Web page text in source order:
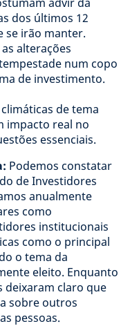
dos últimos 12
se irão manter.
alterações
num copo
de investimento.
de tema
impacto real no
essenciais.
Podemos constatar
de Investidores
anualmente
como
institucionais
como o principal
o tema da
eleito. Enquanto
deixaram claro que
sobre outros
pessoas.